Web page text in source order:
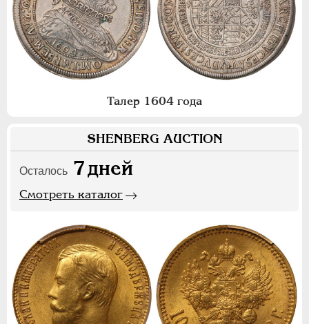
Талер 1604 года
SHENBERG AUCTION
Осталось 7дней
Смотреть каталог